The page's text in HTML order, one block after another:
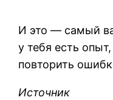
И это — самый
у тебя есть
повторить
Источник